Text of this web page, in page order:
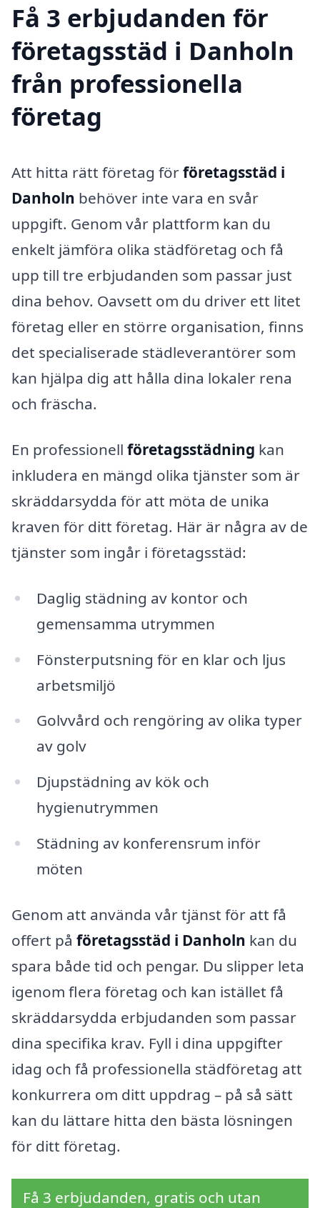
Få 3 erbjudanden för
företagsstäd i Danholn
från professionella
företag
Att hitta rätt företag förföretagsstäd i
Danholn behöver inte vara en svår
uppgift. Genom vår plattform kan du
enkelt jämföra olika städföretag och få
upp till tre erbjudanden som passar just
dina behov. Oavsett om du driver ett litet
företag eller en större organisation, finns
det specialiserade städleverantörer som
kan hjälpa dig att hålla dina lokaler rena
och fräscha.
En professionell företagsstädning kan
inkludera en mängd olika tjänster som är
skräddarsydda för att möta de unika
kraven för ditt företag. Här är några av de
tjänster som ingår i företagsstäd:
Daglig städning av kontor och
gemensamma utrymmen
Fönsterputsning för en klar och ljus
arbetsmiljö
Golvvård och rengöring av olika typer
av golv
Djupstädning av kök och
hygienutrymmen
Städning av konferensrum inför
möten
Genom att använda vår tjänst för att få
offert på företagsstäd i Danholn kan du
spara både tid och pengar. Du slipper leta
igenom flera företag och kan istället få
skräddarsydda erbjudanden som passar
dina specifika krav. Fyll i dina uppgifter
idag och få professionella städföretag att
konkurrera om ditt uppdrag – på så sätt
kan du lättare hitta den bästa lösningen
för ditt företag.
Få 3 erbjudanden, gratis och utan